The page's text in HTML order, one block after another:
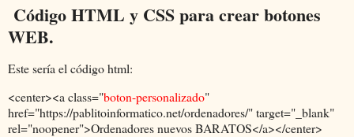
Código HTML y CSS para crear botones
WEB.
Este sería el código html:
<center><a class="boton-personalizado"
href="https://pablitoinformatico.net/ordenadores/" target="_blank"
rel="noopener">Ordenadores nuevos BARATOS</a></center>